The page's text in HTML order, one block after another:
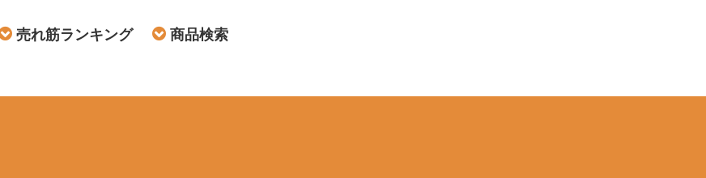
売れ筋ランキング 商品検索